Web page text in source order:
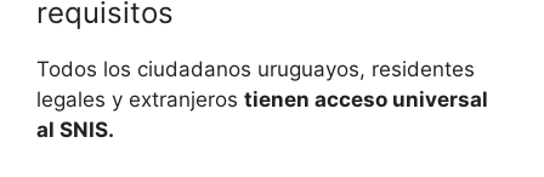
requisitos
Todos los ciudadanos uruguayos, residentes
legales y extranjeros tienen acceso universal
al SNIS.